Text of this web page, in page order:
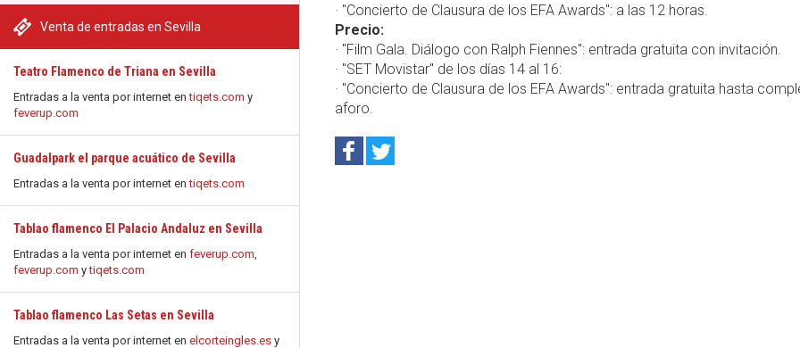
Venta de entradas en Sevilla
Teatro Flamenco de Triana en Sevilla
Entradas a la venta por internet entiqets.com y
feverup.com
Guadalpark el parque acuático de Sevilla
Entradas a la venta por internet entiqets.com
Tablao flamenco El Palacio Andaluz en Sevilla
Entradas a la venta por internet en feverup.com,
feverup.com ytiqets.com
Tablao flamenco Las Setas en Sevilla
Entradas a la venta por internet en elcorteingles.es y
· "Concierto de Clausura de los EFA Awards": a las 12 horas.
Precio:
· "Film Gala. Diálogo con Ralph Fiennes": entrada gratuita con invitación.
· "SET Movistar" de los días 14 al 16:
· "Concierto de Clausura de los EFA Awards": entrada gratuita hasta
aforo.